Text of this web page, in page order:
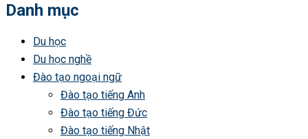
Danh mục
Du học
Du học nghề
Đào tạo ngoại ngữ
Đào tạo tiếng Anh
Đào tạo tiếng Đức
Đào tạo tiếng Nhật